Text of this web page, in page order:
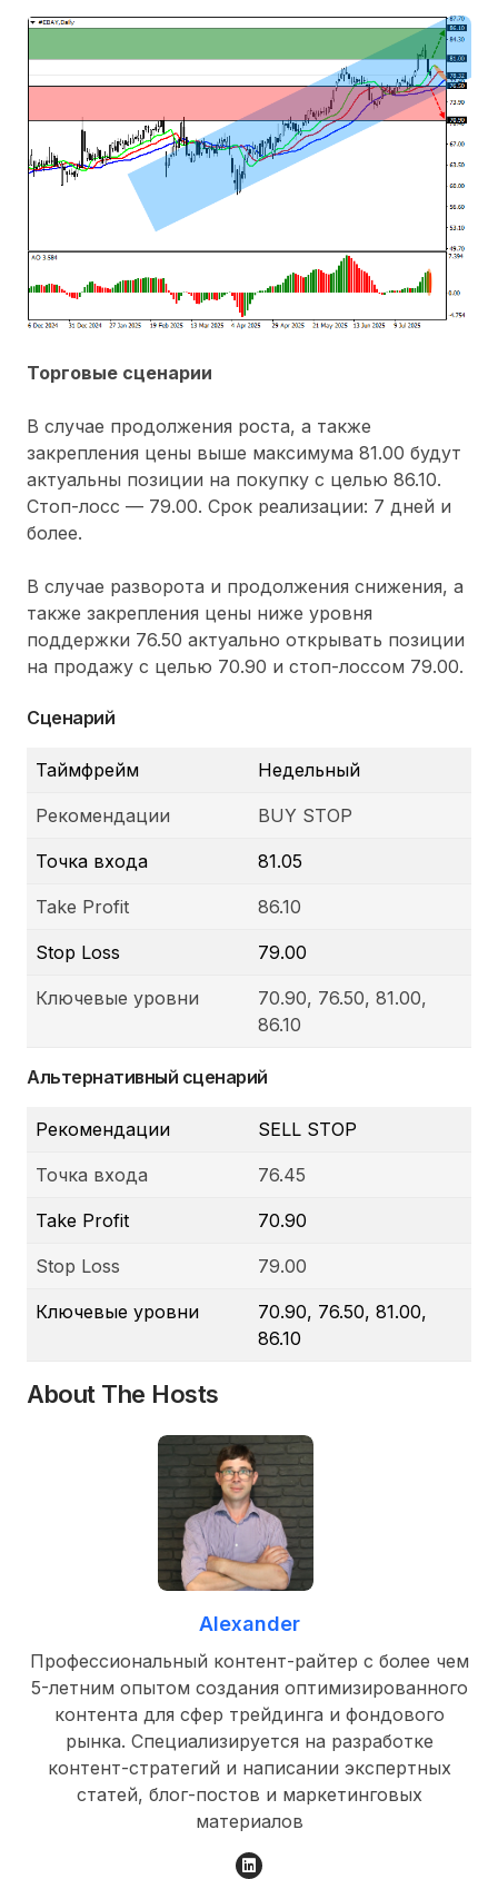
Торговые сценарии
В случае продолжения роста, а также
закрепления цены выше максимума 81.00 будут
актуальны позиции на покупку с целью 86.10.
Стоп-лосс — 79.00. Срок реализации: 7 дней и
более.
В случае разворота и продолжения снижения, а
также закрепления цены ниже уровня
поддержки 76.50 актуально открывать позиции
на продажу с целью 70.90 и стоп-лоссом 79.00.
Сценарий
Таймфрейм Недельный
Рекомендации BUY STOP
Точка входа 81.05
Take Profit 86.10
Stop Loss 79.00
Ключевые уровни
70.90, 76.50, 81.00,
86.10
Альтернативный сценарий
Рекомендации SELL STOP
Точка входа 76.45
Take Profit 70.90
Stop Loss 79.00
Ключевые уровни
70.90, 76.50, 81.00,
86.10
About The Hosts
Alexander
Профессиональный контент-райтер с более чем
5-летним опытом создания оптимизированного
контента для сфер трейдинга и фондового
рынка. Специализируется на разработке
контент-стратегий и написании экспертных
статей, блог-постов и маркетинговых
материалов